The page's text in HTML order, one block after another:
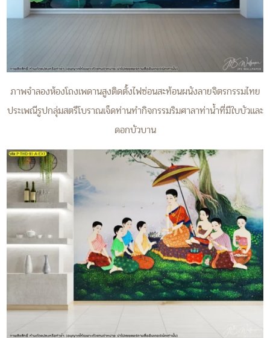
ภาพจำลองห้องโถงเพดานสูงติดตั้งไฟซ่อนสะท้อนผนังลายจิตรกรรมไทย
ประเพณีรูปกลุ่มสตรีโบราณเจ็ดท่านทำกิจกรรมริมศาลาท่าน้ำที่มีใบบัวและ
ดอกบัวบาน